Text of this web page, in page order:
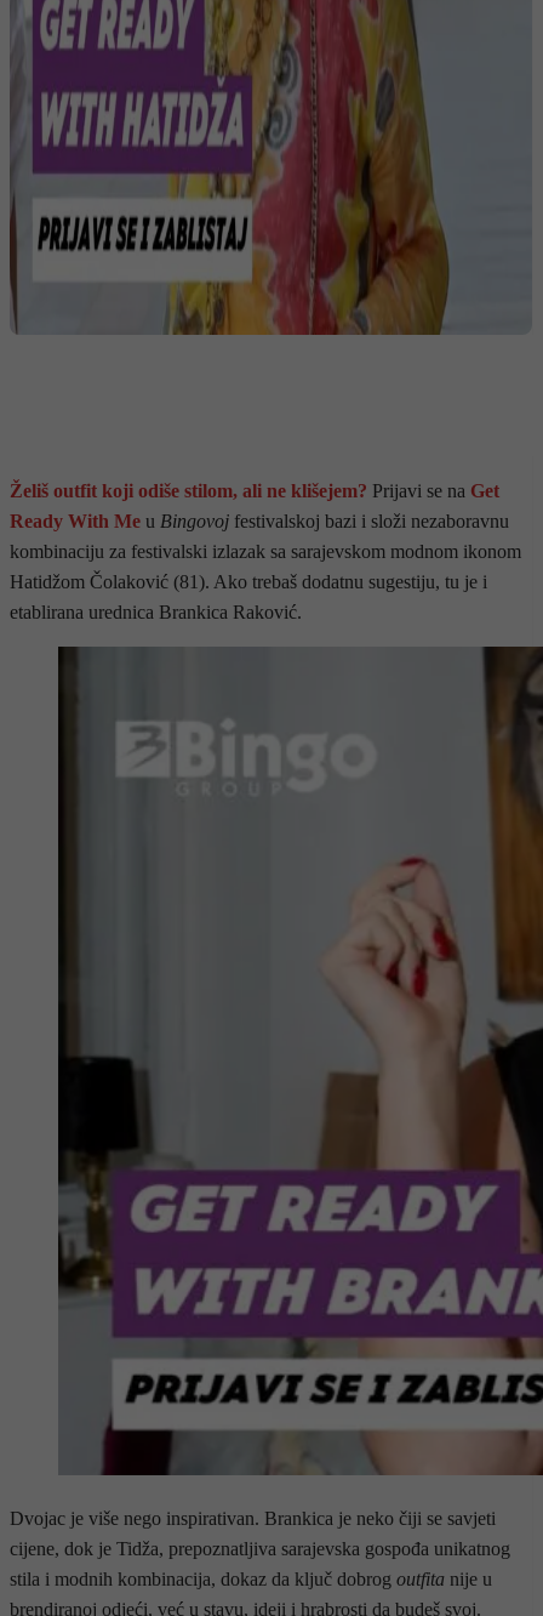
Želiš outfit koji odiše stilom, ali ne klišejem? Prijavi se na Get
Ready With Me u Bingovoj festivalskoj bazi i složi nezaboravnu
kombinaciju za festivalski izlazak sa sarajevskom modnom ikonom
Hatidžom Čolaković (81). Ako trebaš dodatnu sugestiju, tu je i
etablirana urednica Brankica Raković.
Dvojac je više nego inspirativan. Brankica je neko čiji se savjeti
cijene, dok je Tidža, prepoznatljiva sarajevska gospođa unikatnog
stila i modnih kombinacija, dokaz da ključ dobrog outfita nije u
brendiranoj odjeći, već u stavu, ideji i hrabrosti da budeš svoj.